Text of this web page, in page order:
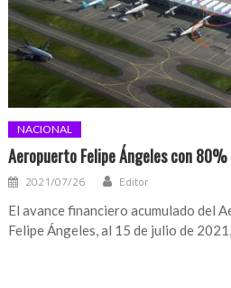
NACIONAL
Aeropuerto Felipe Ángeles con 80%
2021/07/26 Editor
El avance financiero acumulado del
Felipe Ángeles, al 15 de julio de